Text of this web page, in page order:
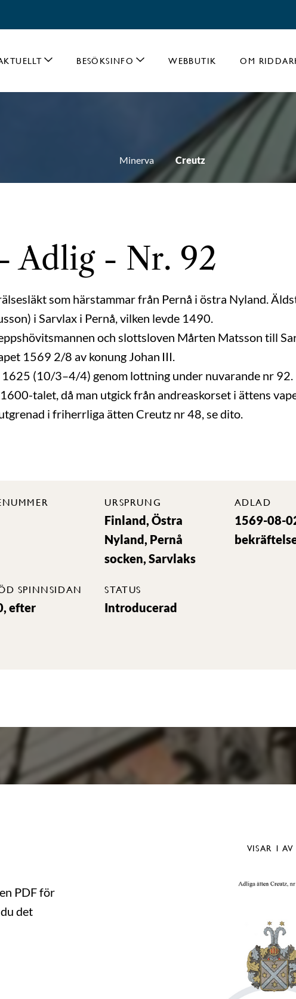
BESÖKSINFO WEBBUTIK OM
Minerva Creutz
Adlig - Nr. 92
som härstammar från Pernå i östra Nyland.
i Sarvlax i Pernå, vilken levde 1490.
och slottsloven Mårten Matsson till
1569 2/8 av konung Johan III.
(10/3–4/4) genom lottning under nuvarande nr
talet, då man utgick från andreaskorset i ättens
i friherrliga ätten Creutz nr 48, se dito.
URSPRUNG
Finland, Östra
Nyland, Pernå
socken, Sarvlaks
ADLAD
1569-08-
SPINNSIDAN
efter
STATUS
Introducerad
PDF för
det
VISAR 1